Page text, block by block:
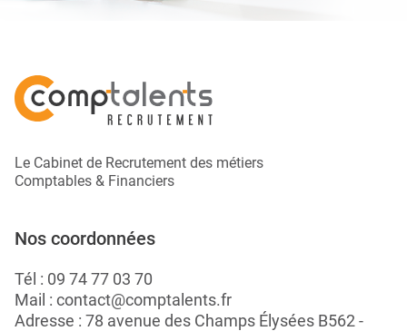
Le Cabinet de Recrutement des métiers
Comptables & Financiers
Nos coordonnées
Tél : 09 74 77 03 70
Mail : contact@comptalents.fr
Adresse : 78 avenue des Champs Élysées B562 -